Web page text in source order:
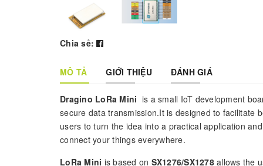
Chia sẻ:
MÔ TẢ GIỚI THIỆU ĐÁNH GIÁ
Dragino LoRa Mini is a small IoT development
secure data transmission.It is designed to facilitate
users to turn the idea into a practical application
connect your things everywhere.
LoRa Mini is based on SX1276/SX1278allows the